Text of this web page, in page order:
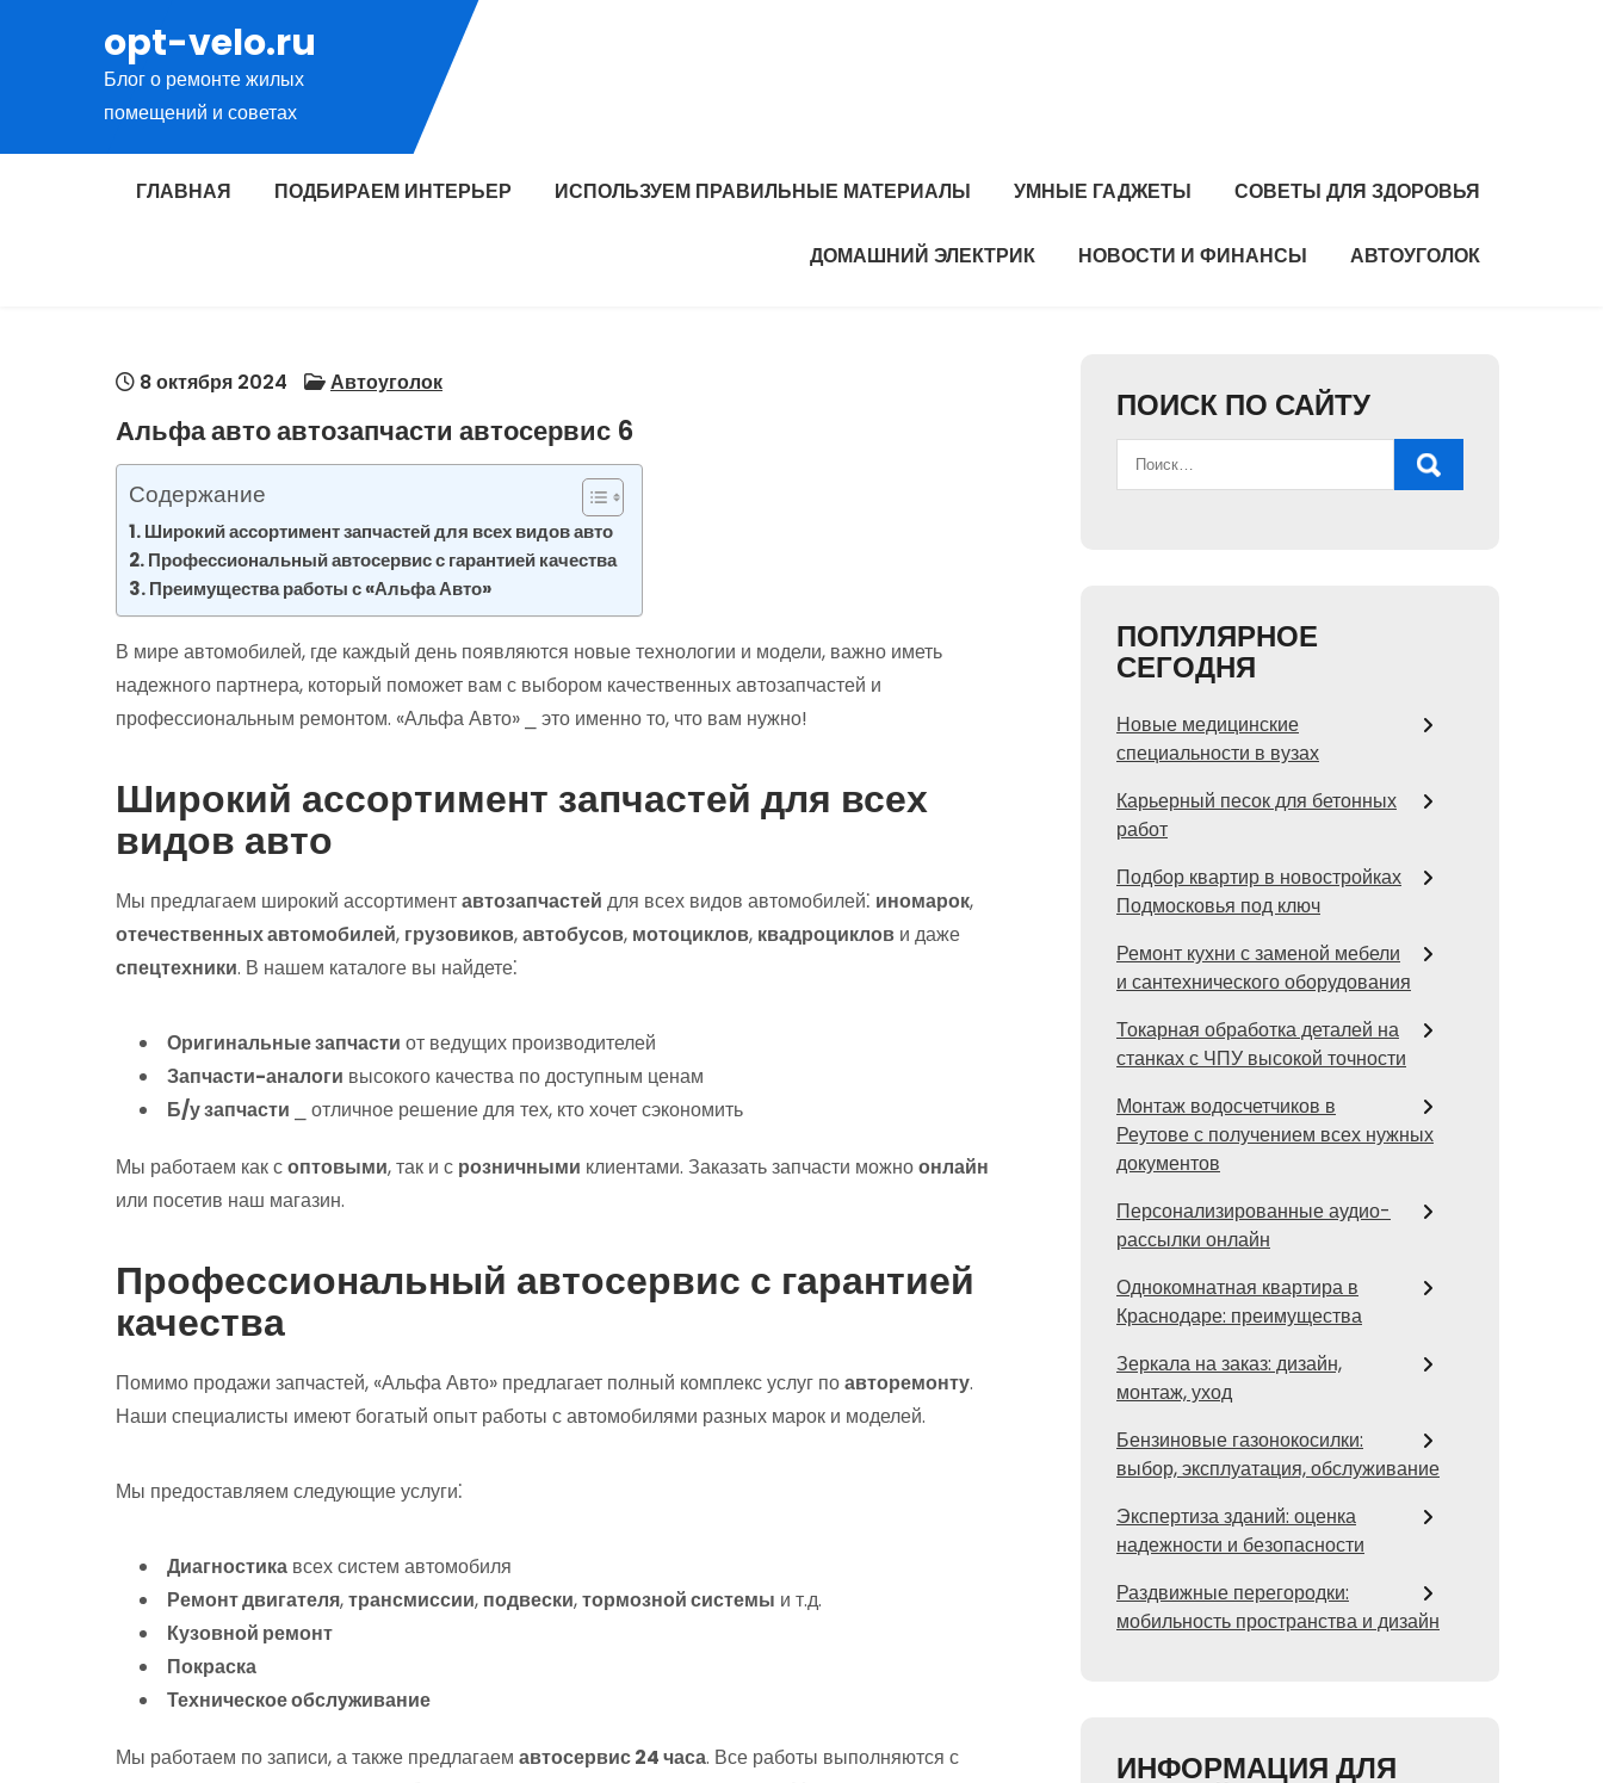
содержимому
opt-velo.ru
Блог о ремонте жилых
помещений и советах
ГЛАВНАЯ ПОДБИРАЕМ ИНТЕРЬЕР ИСПОЛЬЗУЕМ ПРАВИЛЬНЫЕ МАТЕРИАЛЫ УМНЫЕ ГАДЖЕТЫ СОВЕТЫ ДЛЯ ЗДОРОВЬЯ
ДОМАШНИЙ ЭЛЕКТРИК НОВОСТИ И ФИНАНСЫ АВТОУГОЛОК
8 октября 2024 Автоуголок
Альфа авто автозапчасти автосервис 6
Содержание
Широкий ассортимент запчастей для всех видов авто
Профессиональный автосервис с гарантией качества
Преимущества работы с «Альфа Авто»
В мире автомобилей, где каждый день появляются новые технологии и модели, важно иметь
надежного партнера, который поможет вам с выбором качественных автозапчастей и
профессиональным ремонтом. «Альфа Авто» ⎯ это именно то, что вам нужно!
Широкий ассортимент запчастей для всех
видов авто
Мы предлагаем широкий ассортиментавтозапчастей для всех видов автомобилей⁚ иномарок,
отечественных автомобилей, грузовиков,автобусов, мотоциклов, квадроциклов и даже
спецтехники. В нашем каталоге вы найдете⁚
Оригинальные запчасти от ведущих производителей
Запчасти-аналоги высокого качества по доступным ценам
Б/у запчасти ⎯ отличное решение для тех, кто хочет сэкономить
Мы работаем как соптовыми, так и с розничными клиентами. Заказать запчасти можноонлайн
или посетив наш магазин.
Профессиональный автосервис с гарантией
качества
Помимо продажи запчастей, «Альфа Авто» предлагает полный комплекс услуг поавторемонту.
Наши специалисты имеют богатый опыт работы с автомобилями разных марок и моделей.
Мы предоставляем следующие услуги⁚
Диагностика всех систем автомобиля
Ремонт двигателя,трансмиссии, подвески,тормозной системы и т.д.
Кузовной ремонт
Покраска
Техническое обслуживание
Мы работаем по записи, а также предлагаем автосервис 24 часа. Все работы выполняются с
ПОИСК ПО САЙТУ
ПОПУЛЯРНОЕ
СЕГОДНЯ
Новые медицинские
специальности в вузах
Карьерный песок для бетонных
работ
Подбор квартир в новостройках
Подмосковья под ключ
Ремонт кухни с заменой мебели
и сантехнического оборудования
Токарная обработка деталей на
станках с ЧПУ высокой точности
Монтаж водосчетчиков в
Реутове с получением всех нужных
документов
Персонализированные аудио-
рассылки онлайн
Однокомнатная квартира в
Краснодаре: преимущества
Зеркала на заказ: дизайн,
монтаж, уход
Бензиновые газонокосилки:
выбор, эксплуатация, обслуживание
Экспертиза зданий: оценка
надежности и безопасности
Раздвижные перегородки:
мобильность пространства и дизайн
ИНФОРМАЦИЯ ДЛЯ